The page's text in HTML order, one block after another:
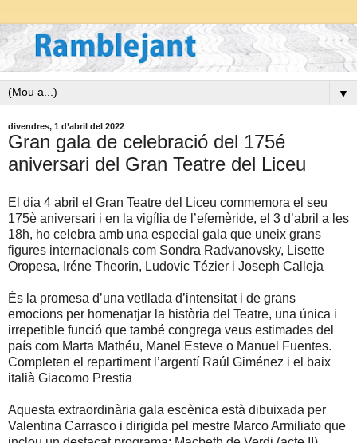
▼
divendres, 1 d’abril del 2022
Gran gala de celebració del 175é
aniversari del Gran Teatre del Liceu
El dia 4 abril el Gran Teatre del Liceu commemora el seu
175è aniversari i en la vigília de l’efemèride, el 3 d’abril a les
18h, ho celebra amb una especial gala que uneix grans
figures internacionals com Sondra Radvanovsky, Lisette
Oropesa, Iréne Theorin, Ludovic Tézier i Joseph Calleja
És la promesa d’una vetllada d’intensitat i de grans
emocions per homenatjar la història del Teatre, una única i
irrepetible funció que també congrega veus estimades del
país com Marta Mathéu, Manel Esteve o Manuel Fuentes.
Completen el repartiment l’argentí Raúl Giménez i el baix
italià Giacomo Prestia
Aquesta extraordinària gala escènica està dibuixada per
Valentina Carrasco i dirigida pel mestre Marco Armiliato que